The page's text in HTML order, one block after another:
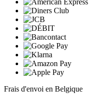
Frais d'envoi en Belgique